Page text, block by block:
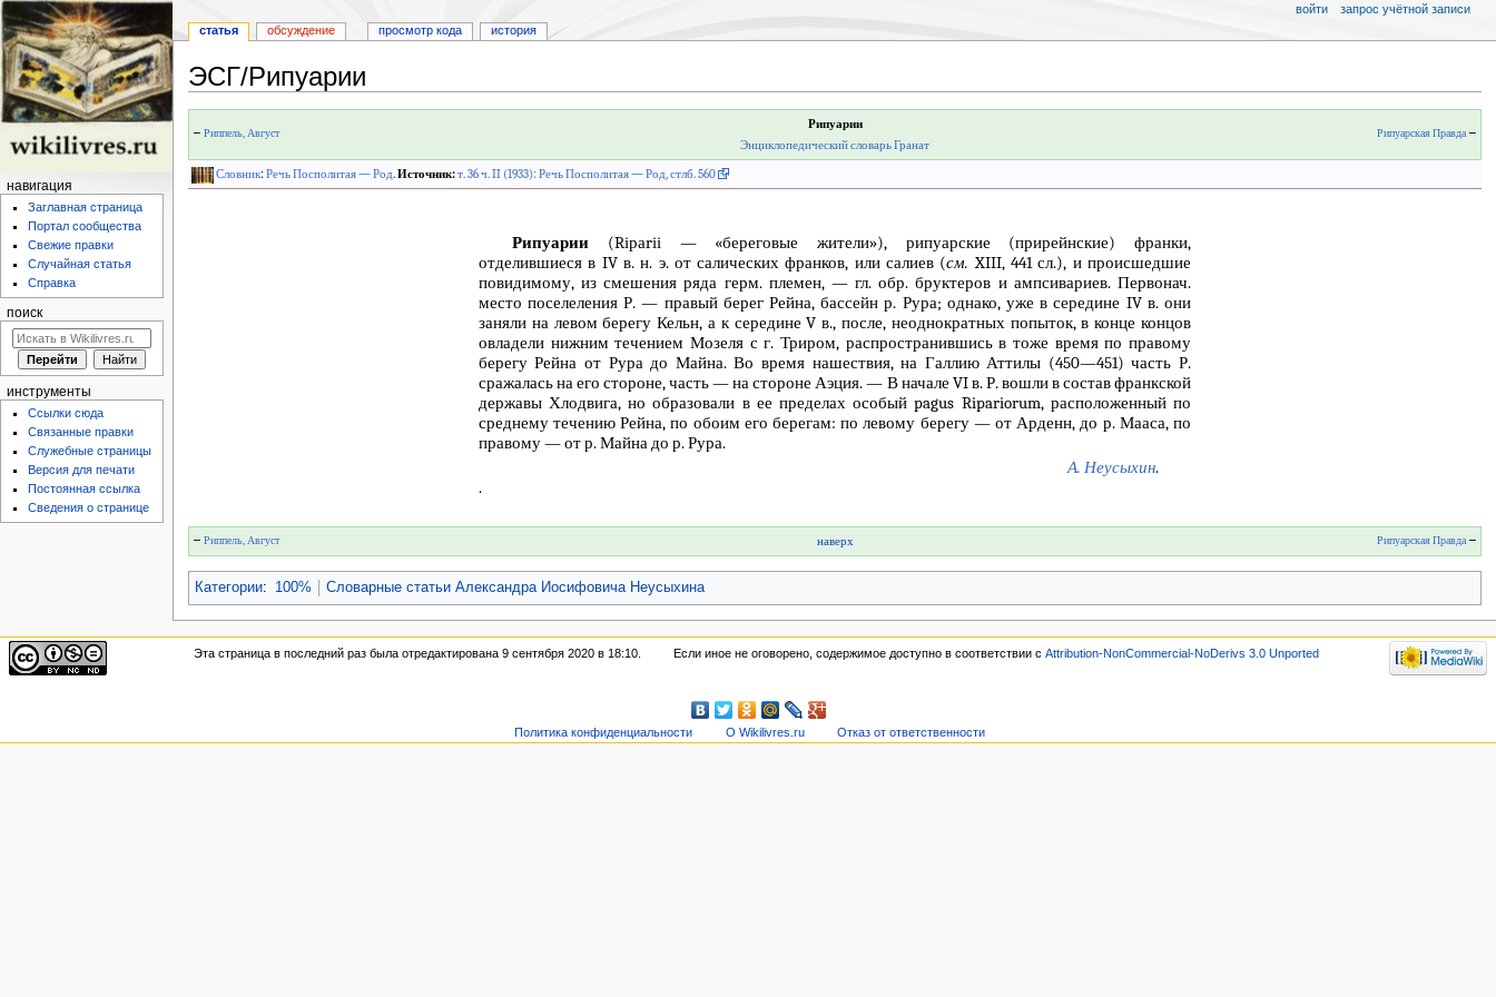
ЭСГ/Рипуарии
навигации
поиску
← Риппель, Август
Рипуарии
Энциклопедический словарь Гранат
Рипуарская Правда→
Словник: Речь Посполитая — Род.Источник:т. 36 ч. II (1933): Речь Посполитая — Род, стлб. 560
Рипуарии (Rіраrіі — «береговые жители»), рипуарские (прирейнские) франки,
отделившиеся в IV в. н. э. от салических франков, или салиев (см. XIII, 441 сл.), и происшедшие
повидимому, из смешения ряда герм. племен, — гл. обр. бруктеров и ампсивариев. Первонач.
место поселеления Р. — правый берег Рейна, бассейн р. Рура; однако, уже в середине IV в. они
заняли на левом берегу Кельн, а к середине V в., после, неоднократных попыток, в конце концов
овладели нижним течением Мозеля с г. Триром, распространившись в тоже время по правому
берегу Рейна от Рура до Майна. Во время нашествия, на Галлию Аттилы (450—451) часть Р.
сражалась на его стороне, часть — на стороне Аэция. — В начале VI в. Р. вошли в состав франкской
державы Хлодвига, но образовали в ее пределах особый pagus Ripariorum, расположенный по
среднему течению Рейна, по обоим его берегам: по левому берегу — от Арденн, до р. Мааса, по
правому — от р. Майна до р. Рура.
А. Неусыхин.
.
← Риппель, Август наверх Рипуарская Правда→
Категории: 100% Словарные статьи Александра Иосифовича Неусыхина
статья обсуждение просмотр кода история
войти запрос учётной записи
навигация
Заглавная страница
Портал сообщества
Свежие правки
Случайная статья
Справка
поиск
инструменты
Ссылки сюда
Связанные правки
Служебные страницы
Версия для печати
Постоянная ссылка
Сведения о странице
Эта страница в последний раз была отредактирована 9 сентября 2020 в 18:10. Если иное не оговорено, содержимое доступно в соответствии сAttribution-NonCommercial-NoDerivs 3.0 Unported
Политика конфиденциальности О Wikilivres.ru Отказ от ответственности